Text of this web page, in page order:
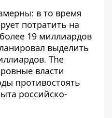
в то время
потратить на
19 миллиардов
выделить
The
власти
противостоять
российско-